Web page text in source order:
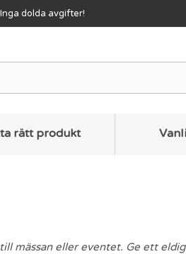
Inga dolda avgifter!
rätt produkt
mässan eller eventet. Ge ett